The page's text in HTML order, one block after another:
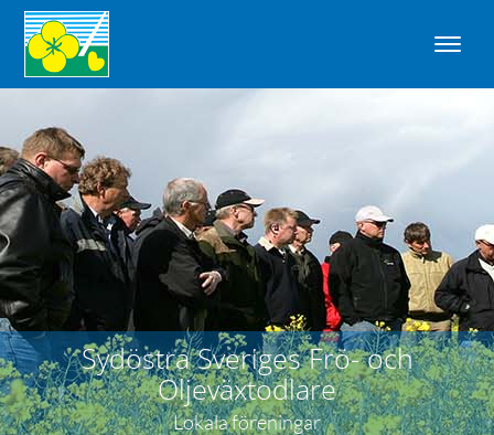
Sydöstra Sveriges Frö- och
Oljeväxtodlare
Lokala föreningar